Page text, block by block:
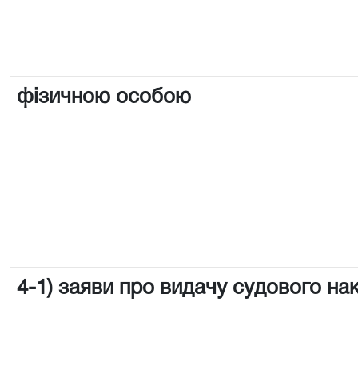
фізичною особою
4-1) заяви про видачу судового